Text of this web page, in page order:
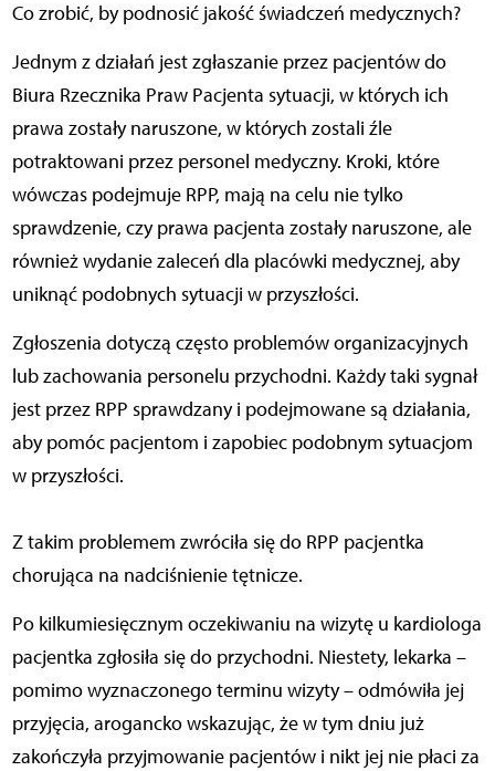
Co zrobić, by podnosić jakość świadczeń medycznych?
Jednym z działań jest zgłaszanie przez pacjentów do
Biura Rzecznika Praw Pacjenta sytuacji, w których ich
prawa zostały naruszone, w których zostali źle
potraktowani przez personel medyczny. Kroki, które
wówczas podejmuje RPP, mają na celu nie tylko
sprawdzenie, czy prawa pacjenta zostały naruszone, ale
również wydanie zaleceń dla placówki medycznej, aby
uniknąć podobnych sytuacji w przyszłości.
Zgłoszenia dotyczą często problemów organizacyjnych
lub zachowania personelu przychodni. Każdy taki sygnał
jest przez RPP sprawdzany i podejmowane są działania,
aby pomóc pacjentom i zapobiec podobnym sytuacjom
w przyszłości.
Z takim problemem zwróciła się do RPP pacjentka
chorująca na nadciśnienie tętnicze.
Po kilkumiesięcznym oczekiwaniu na wizytę u kardiologa
pacjentka zgłosiła się do przychodni. Niestety, lekarka –
pomimo wyznaczonego terminu wizyty – odmówiła jej
przyjęcia, arogancko wskazując, że w tym dniu już
zakończyła przyjmowanie pacjentów i nikt jej nie płaci za